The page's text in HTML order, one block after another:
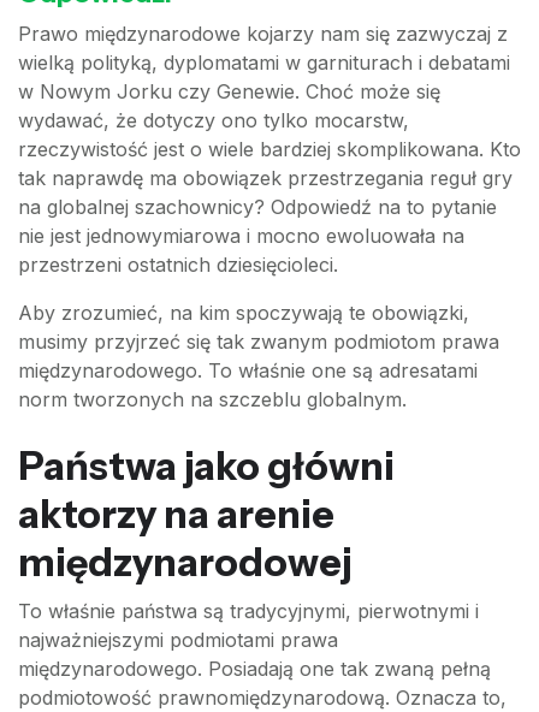
Prawo międzynarodowe kojarzy nam się zazwyczaj z
wielką polityką, dyplomatami w garniturach i debatami
w Nowym Jorku czy Genewie. Choć może się
wydawać, że dotyczy ono tylko mocarstw,
rzeczywistość jest o wiele bardziej skomplikowana. Kto
tak naprawdę ma obowiązek przestrzegania reguł gry
na globalnej szachownicy? Odpowiedź na to pytanie
nie jest jednowymiarowa i mocno ewoluowała na
przestrzeni ostatnich dziesięcioleci.
Aby zrozumieć, na kim spoczywają te obowiązki,
musimy przyjrzeć się tak zwanym podmiotom prawa
międzynarodowego. To właśnie one są adresatami
norm tworzonych na szczeblu globalnym.
Państwa jako główni
aktorzy na arenie
międzynarodowej
To właśnie państwa są tradycyjnymi, pierwotnymi i
najważniejszymi podmiotami prawa
międzynarodowego. Posiadają one tak zwaną pełną
podmiotowość prawnomiędzynarodową. Oznacza to,